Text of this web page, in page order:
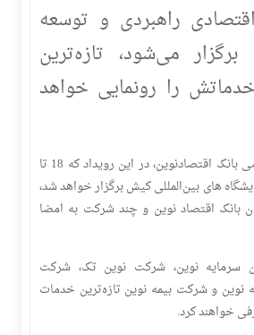
راهبردی و توسعه
برگزار می‌شود، تازه‌ترین
را رونمایی خواهد
به گزارش روابط عمومی بانک اقتصادنوین، در این رویداد که 18 تا
مرکز نمایشگاه های بین‌المللی کیش برگزار خواهد شد،
بانک اقتصاد نوین و چند شرکت به امضا
سرمایه نوین، شرکت نوین تک، شرکت
نوین و شرکت بیمه نوین تازه‌ترین خدمات
خواهند کرد.